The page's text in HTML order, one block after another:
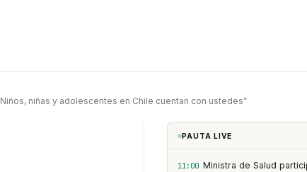
niñas y adolescentes en Chile cuentan con ustedes”
PAUTA LIVE
11:00 Ministra de Salud